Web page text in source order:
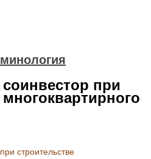
при
строительстве